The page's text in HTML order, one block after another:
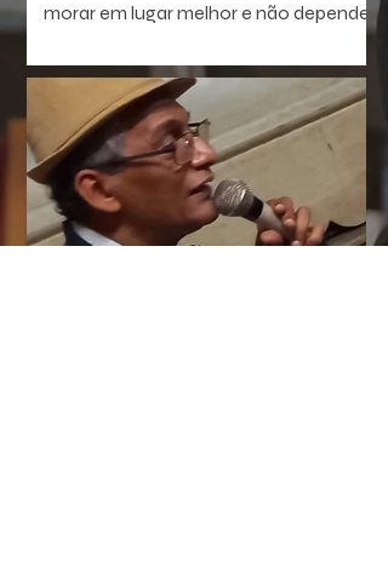
morar em lugar melhor e não depender
de Janeiro profundo. Mas vinha se
preparando pra isso. Seu dia ia chegar.